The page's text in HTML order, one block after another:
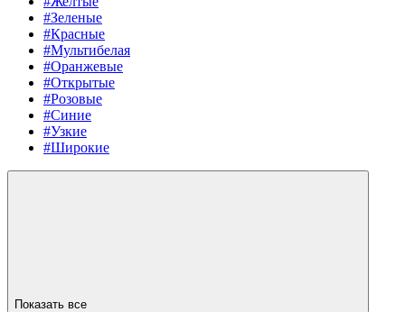
#Зеленые
#Красные
#Мультибелая
#Оранжевые
#Открытые
#Розовые
#Синие
#Узкие
#Широкие
Показать все